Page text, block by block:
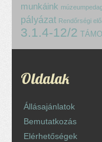
munkáink
pályázat Rendőrségi
3.1.4-12/2
Oldalak
Állásajánlatok
Bemutatkozás
Elérhetőségek